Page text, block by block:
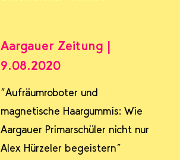
Aargauer Zeitung |
9.08.2020
"Aufräumroboter und
magnetische Haargummis: Wie
Aargauer Primarschüler nicht nur
Alex Hürzeler begeistern"